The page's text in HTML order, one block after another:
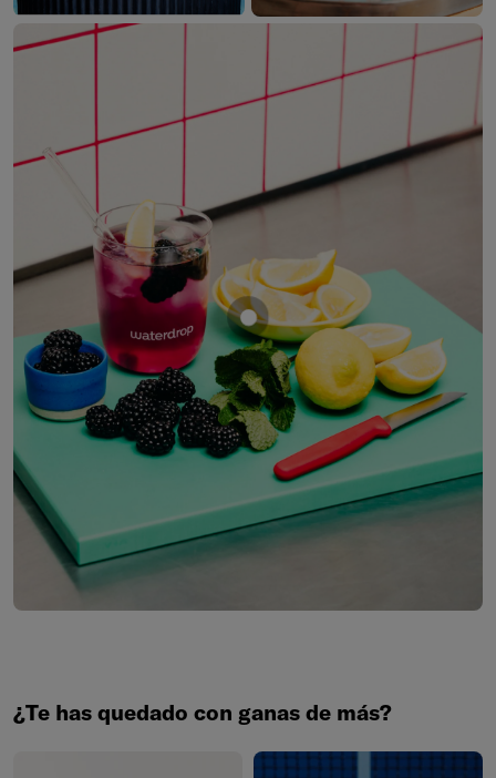
Mostrar producto MORA
¿Te has quedado con ganas de más?